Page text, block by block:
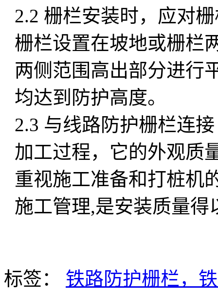
2.2 栅栏安装时，应对
栅栏设置在坡地或栅栏
两侧范围高出部分进行
均达到防护高度。
2.3 与线路防护栅栏连接
加工过程，它的外观质
重视施工准备和打桩机
施工管理,是安装质量得
标签： 铁路防护栅栏，